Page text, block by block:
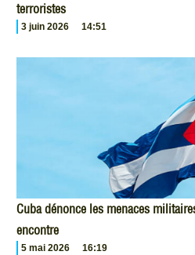
terroristes
3 juin 2026 14:51
Cuba dénonce les menaces
encontre
5 mai 2026 16:19